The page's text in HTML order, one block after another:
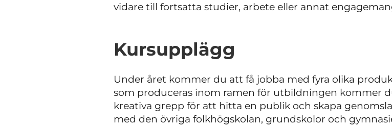
vidare till fortsatta studier, arbete eller annat
Kursupplägg
Under året kommer du att få jobba med fyra olika
som produceras inom ramen för utbildningen kommer
kreativa grepp för att hitta en publik och skapa
med den övriga folkhögskolan, grundskolor och